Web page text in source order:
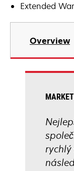
Extended
Overview
rychlý